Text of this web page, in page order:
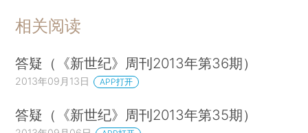
相关阅读
答疑（《新世纪》周刊2013年第36期）
2013年09月13日 APP打开
答疑（《新世纪》周刊2013年第35期）